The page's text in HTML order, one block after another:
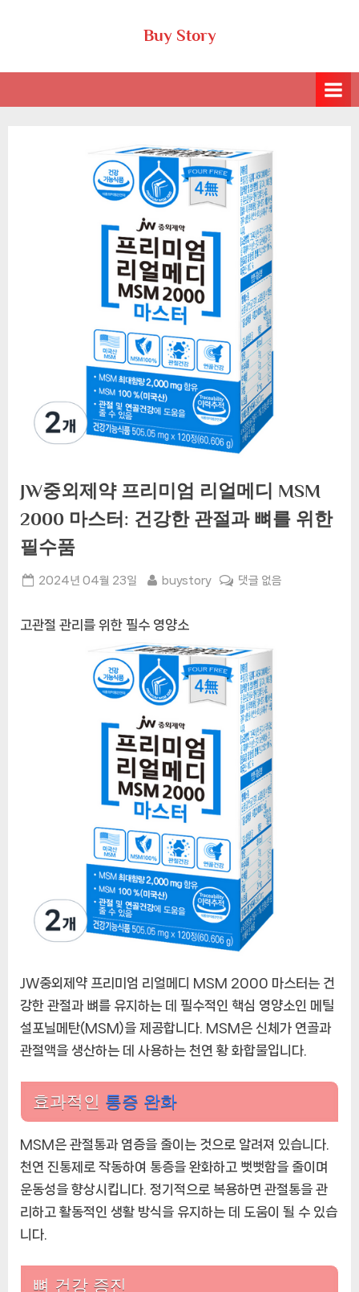
Buy Story
JW중외제약 프리미엄 리얼메디 MSM
2000 마스터: 건강한 관절과 뼈를 위한
필수품
Posted
2024년 04월 23일 By
buystory
JW
약
프
리
미
엄
리
얼
디
MSM
2000
마
스
터:
건
강
한
절
과
뼈
위
에
댓글 없음
고관절 관리를 위한 필수 영양소
JW중외제약 프리미엄 리얼메디 MSM 2000 마스터는 건
강한 관절과 뼈를 유지하는 데 필수적인 핵심 영양소인 메틸
설포닐메탄(MSM)을 제공합니다. MSM은 신체가 연골과
관절액을 생산하는 데 사용하는 천연 황 화합물입니다.
효과적인 통증 완화
MSM은 관절통과 염증을 줄이는 것으로 알려져 있습니다.
천연 진통제로 작동하여 통증을 완화하고 뻣뻣함을 줄이며
운동성을 향상시킵니다. 정기적으로 복용하면 관절통을 관
리하고 활동적인 생활 방식을 유지하는 데 도움이 될 수 있습
니다.
뼈 건강 증진